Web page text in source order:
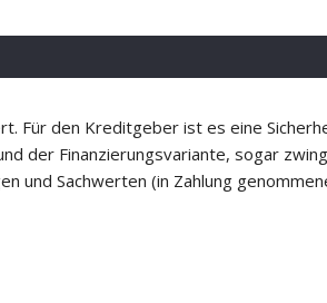
Für den Kreditgeber ist es eine
der Finanzierungsvariante, sogar
und Sachwerten (in Zahlung